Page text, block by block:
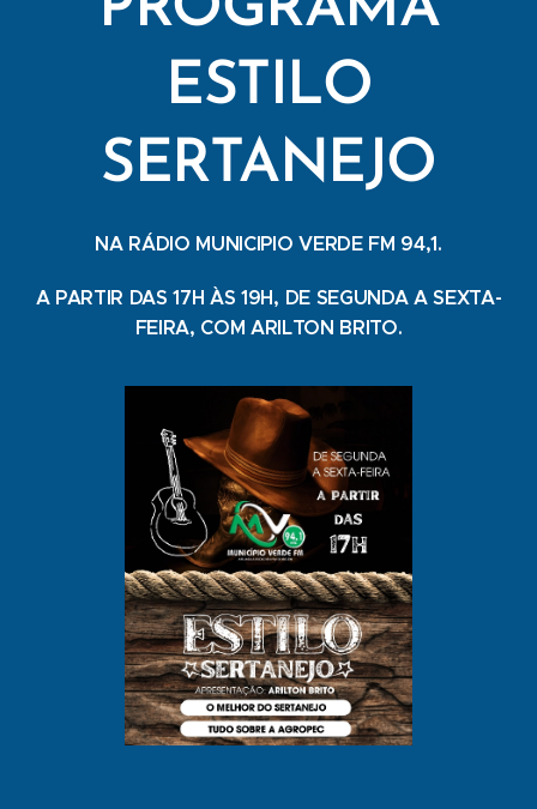
ESTILO
SERTANEJO
NA RÁDIO MUNICIPIO VERDE FM 94,1.
A PARTIR DAS 17H ÀS 19H, DE SEGUNDA A SEXTA-
FEIRA, COM ARILTON BRITO.